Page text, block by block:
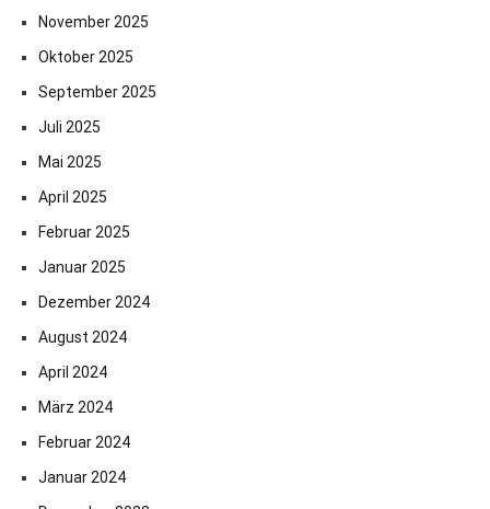
November 2025
Oktober 2025
September 2025
Juli 2025
Mai 2025
April 2025
Februar 2025
Januar 2025
Dezember 2024
August 2024
April 2024
März 2024
Februar 2024
Januar 2024